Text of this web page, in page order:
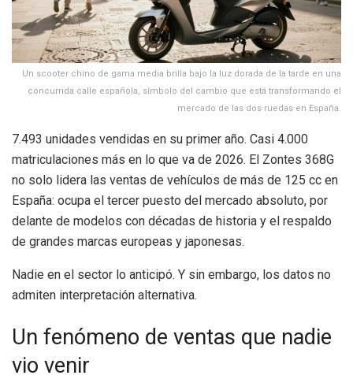
Un scooter chino de gama media brilla bajo la luz dorada de la tarde en una
concurrida calle española, símbolo del cambio que está transformando el
mercado de las dos ruedas en España.
7.493 unidades vendidas en su primer año. Casi 4.000
matriculaciones más en lo que va de 2026. El Zontes 368G
no solo lidera las ventas de vehículos de más de 125 cc en
España: ocupa el tercer puesto del mercado absoluto, por
delante de modelos con décadas de historia y el respaldo
de grandes marcas europeas y japonesas.
Nadie en el sector lo anticipó. Y sin embargo, los datos no
admiten interpretación alternativa.
Un fenómeno de ventas que nadie
vio venir